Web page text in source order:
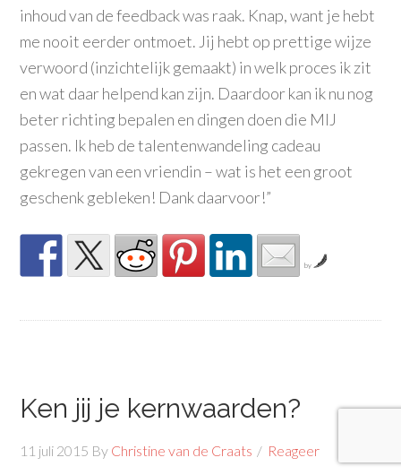
inhoud van de feedback was raak. Knap, want je hebt
me nooit eerder ontmoet. Jij hebt op prettige wijze
verwoord (inzichtelijk gemaakt) in welk proces ik zit
en wat daar helpend kan zijn. Daardoor kan ik nu nog
beter richting bepalen en dingen doen die MIJ
passen. Ik heb de talentenwandeling cadeau
gekregen van een vriendin – wat is het een groot
geschenk gebleken! Dank daarvoor!”
by
Ken jij je kernwaarden?
11 juli 2015 By Christine van de Craats Reageer